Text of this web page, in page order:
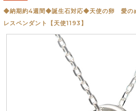
◆納期約4週間◆誕生石対応◆天使の卵 愛の
レスペンダント【天使1193】